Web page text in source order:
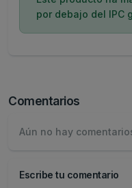
por debajo del IPC
Comentarios
Aún no hay
Escribe tu comentario